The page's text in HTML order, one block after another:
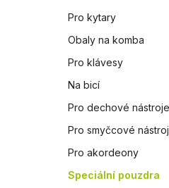
Pro kytary
Obaly na komba
Pro klávesy
Na bicí
Pro dechové nástroje
Pro smyčcové
Pro akordeony
Speciální pouzdra